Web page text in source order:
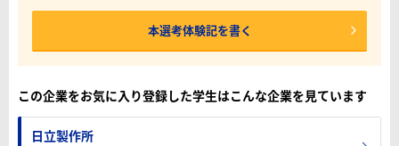
本選考体験記を書く
この企業をお気に入り登録した学生はこんな企業を見ています
日立製作所